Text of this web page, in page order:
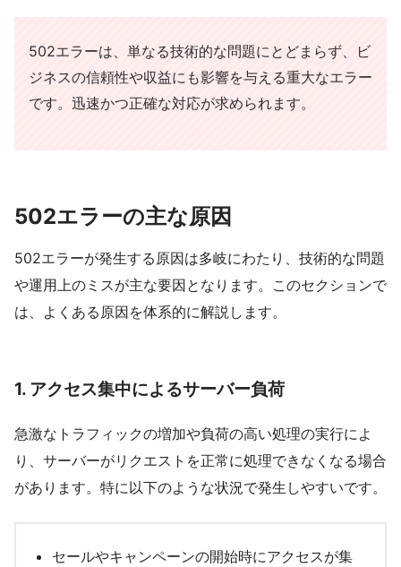
502エラーは、単なる技術的な問題にとどまらず、ビ
ジネスの信頼性や収益にも影響を与える重大なエラー
です。迅速かつ正確な対応が求められます。
502エラーの主な原因
502エラーが発生する原因は多岐にわたり、技術的な問題
や運用上のミスが主な要因となります。このセクションで
は、よくある原因を体系的に解説します。
1. アクセス集中によるサーバー負荷
急激なトラフィックの増加や負荷の高い処理の実行によ
り、サーバーがリクエストを正常に処理できなくなる場合
があります。特に以下のような状況で発生しやすいです。
セールやキャンペーンの開始時にアクセスが集